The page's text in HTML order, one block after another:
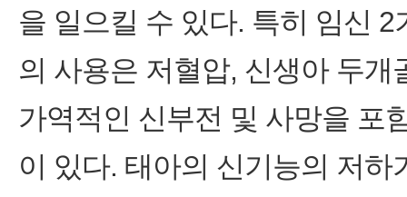
을 일으킬 수 있다. 특히 임신
의 사용은 저혈압, 신생아 두
가역적인 신부전 및 사망을 포
이 있다. 태아의 신기능의 저